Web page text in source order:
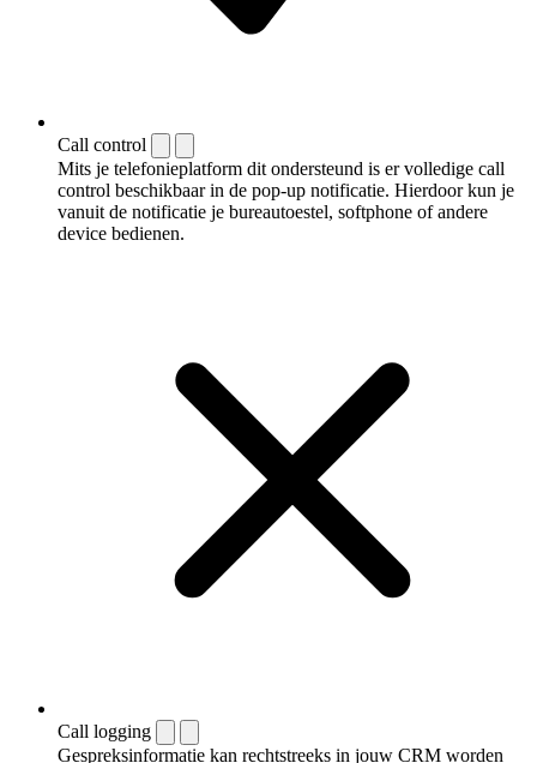
Call control
Mits je telefonieplatform dit ondersteund is er volledige call
control beschikbaar in de pop-up notificatie. Hierdoor kun je
vanuit de notificatie je bureautoestel, softphone of andere
device bedienen.
Call logging
Gespreksinformatie kan rechtstreeks in jouw CRM worden